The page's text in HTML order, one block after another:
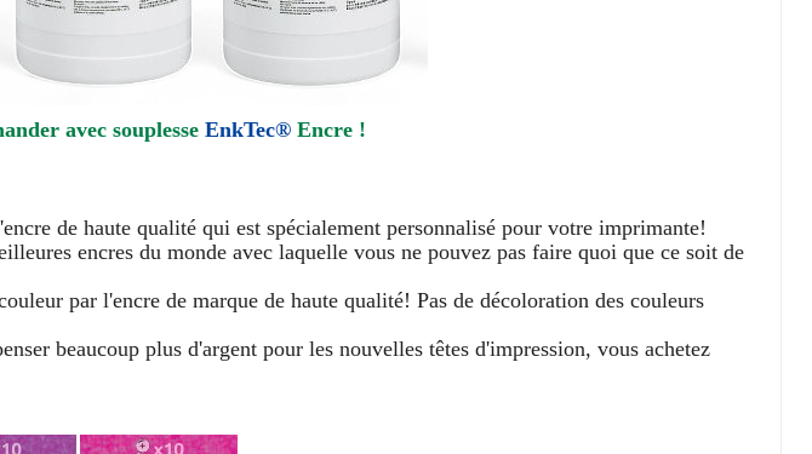
avec souplesse EnkTec® Encre !
de haute qualité qui est spécialement personnalisé pour votre imprimante!
encres du monde avec laquelle vous ne pouvez pas faire quoi que ce soit de
par l'encre de marque de haute qualité! Pas de décoloration des couleurs
beaucoup plus d'argent pour les nouvelles têtes d'impression, vous achetez